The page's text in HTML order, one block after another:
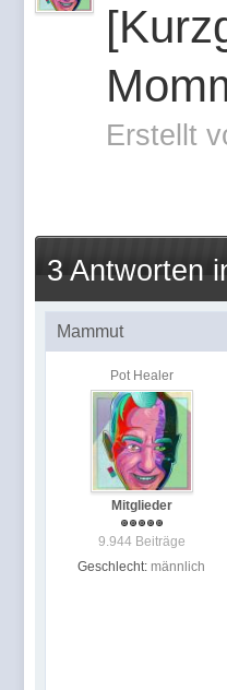
Erstellt
3 Antworten
Mammut
Pot Healer
Mitglieder
9.944 Beiträge
Geschlecht: männlich